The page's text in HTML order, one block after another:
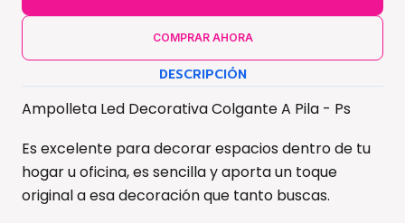
COMPRAR AHORA
DESCRIPCIÓN
Ampolleta Led Decorativa Colgante A Pila - Ps
Es excelente para decorar espacios dentro de tu
hogar u oficina, es sencilla y aporta un toque
original a esa decoración que tanto buscas.